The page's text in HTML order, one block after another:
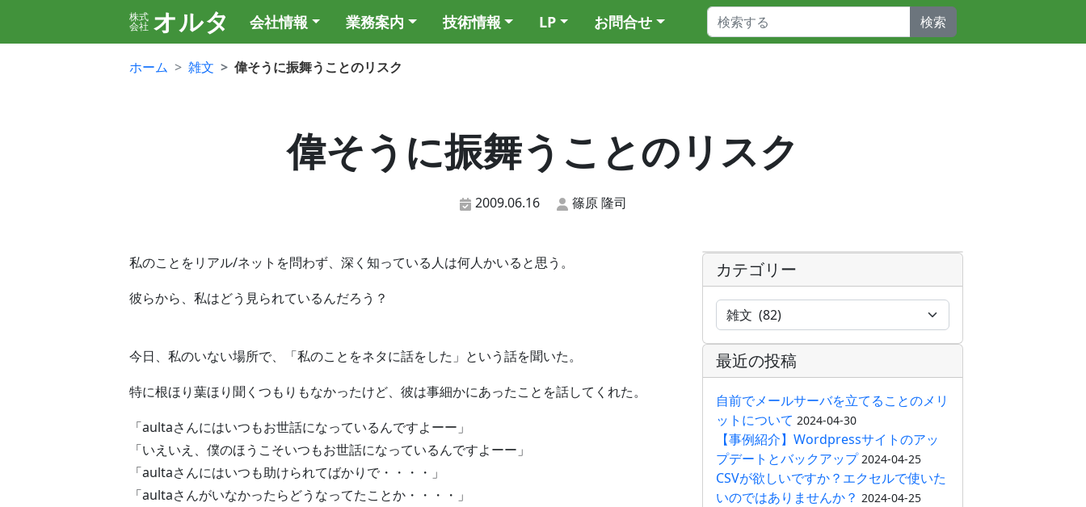
株式
会社 オルタ 会社情報 業務案内 技術情報 LP お問合せ 検索
ホーム 雑文 偉そうに振舞うことのリスク
偉そうに振舞うことのリスク
2009.06.16 篠原 隆司
私のことをリアル/ネットを問わず、深く知っている人は何人かいると思う。
彼らから、私はどう見られているんだろう？
今日、私のいない場所で、「私のことをネタに話をした」という話を聞いた。
特に根ほり葉ほり聞くつもりもなかったけど、彼は事細かにあったことを話してくれた。
「aultaさんにはいつもお世話になっているんですよーー」
「いえいえ、僕のほうこそいつもお世話になっているんですよーー」
「aultaさんにはいつも助けられてばかりで・・・・」
「aultaさんがいなかったらどうなってたことか・・・・」
カテゴリー
最近の投稿
自前でメールサーバを立てることのメリ
ットについて 2024-04-30
【事例紹介】Wordpressサイトのアッ
プデートとバックアップ 2024-04-25
CSVが欲しいですか？エクセルで使いた
いのではありませんか？ 2024-04-25